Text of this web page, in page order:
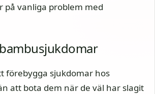
på vanliga problem med
förebygga sjukdomar hos
att bota dem när de väl har slagit